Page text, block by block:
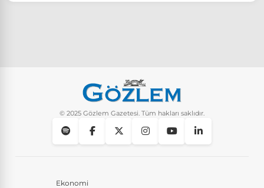
© 2025 Gözlem Gazetesi. Tüm hakları saklıdır.
Ekonomi